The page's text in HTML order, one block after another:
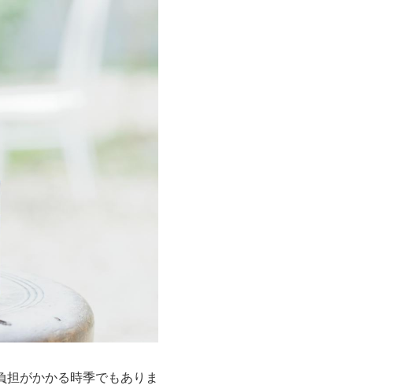
がかかる時季でもありま